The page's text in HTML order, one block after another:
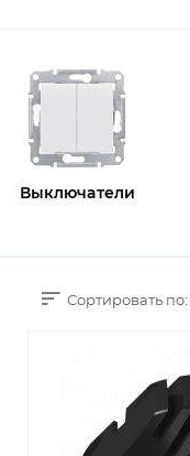
Выключатели
Сортировать по: